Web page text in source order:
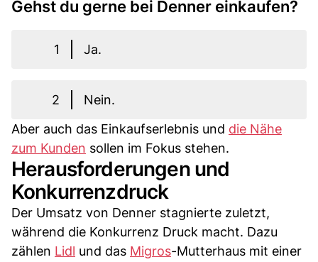
Gehst du gerne bei Denner einkaufen?
1 Ja.
2
Nein.
Aber auch das Einkaufserlebnis und die Nähe
zum Kunden sollen im Fokus stehen.
Herausforderungen und
Konkurrenzdruck
Der Umsatz von Denner stagnierte zuletzt,
während die Konkurrenz Druck macht. Dazu
zählen Lidl und das Migros-Mutterhaus mit einer